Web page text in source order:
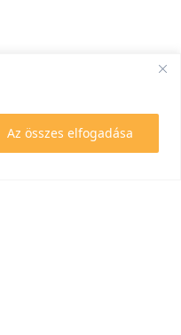
Az összes elfogadása